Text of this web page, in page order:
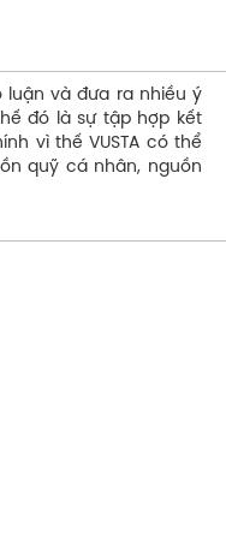
luận và đưa ra nhiều ý
đó là sự tập hợp kết
vì thế VUSTA có thể
quỹ cá nhân, nguồn